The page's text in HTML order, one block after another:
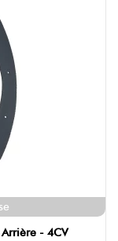
Arrière - 4CV